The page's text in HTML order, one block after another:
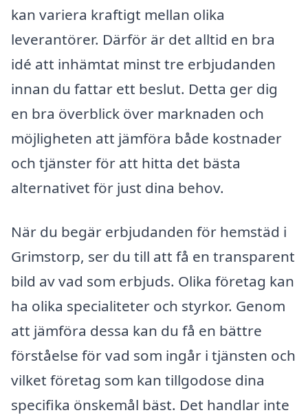
kan variera kraftigt mellan olika
leverantörer. Därför är det alltid en bra
idé att inhämtat minst tre erbjudanden
innan du fattar ett beslut. Detta ger dig
en bra överblick över marknaden och
möjligheten att jämföra både kostnader
och tjänster för att hitta det bästa
alternativet för just dina behov.
När du begär erbjudanden för hemstäd i
Grimstorp, ser du till att få en transparent
bild av vad som erbjuds. Olika företag kan
ha olika specialiteter och styrkor. Genom
att jämföra dessa kan du få en bättre
förståelse för vad som ingår i tjänsten och
vilket företag som kan tillgodose dina
specifika önskemål bäst. Det handlar inte